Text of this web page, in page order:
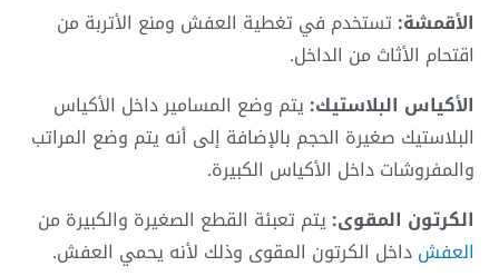
الأقمشة:تستخدم في تغطية العفش ومنع الأتربة من
اقتحام الأثاث من الداخل.
الأكياس البلاستيك:يتم وضع المسامير داخل الأكياس
البلاستيك صغيرة الحجم بالإضافة إلى أنه يتم وضع المراتب
والمفروشات داخل الأكياس الكبيرة.
الكرتون المقوى:يتم تعبئة القطع الصغيرة والكبيرة من
العفشداخل الكرتون المقوى وذلك لأنه يحمي العفش.